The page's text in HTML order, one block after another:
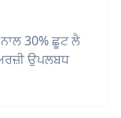
30% ਛੂਟ ਲੈ
ਉਪਲਬਧ